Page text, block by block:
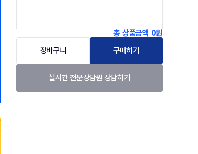
총 상품금액 0원
장바구니
구매하기
실시간 전문상담원 상담하기